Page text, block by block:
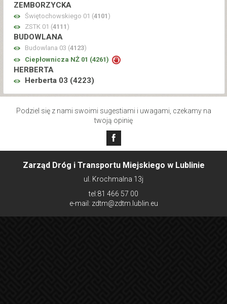
ZEMBORZYCKA
Świętochowskiego 01 (4101 )
ZSTK 01 (4111 )
BUDOWLANA
Budowlana 03 (4123)
Ciepłownicza NŻ 01 (4261)
HERBERTA
Herberta 03 (4223)
Podziel się z nami swoimi sugestiami i uwagami, czekamy na
twoją opinię
Zarząd Dróg i Transportu Miejskiego w Lublinie
ul. Krochmalna 13j
tel:81 466 57 00
e-mail: zdtm@zdtm.lublin.eu